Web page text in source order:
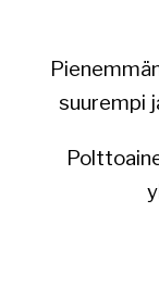
suurempi